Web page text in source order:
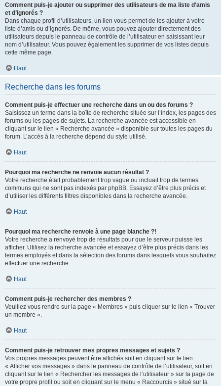
Comment puis-je ajouter ou supprimer des utilisateurs de ma liste d’amis
et d’ignorés ?
Dans chaque profil d’utilisateurs, un lien vous permet de les ajouter à votre
liste d’amis ou d’ignorés. De même, vous pouvez ajouter directement des
utilisateurs depuis le panneau de contrôle de l’utilisateur en saisissant leur
nom d’utilisateur. Vous pouvez également les supprimer de vos listes depuis
cette même page.
Haut
Recherche dans les forums
Comment puis-je effectuer une recherche dans un ou des forums ?
Saisissez un terme dans la boîte de recherche située sur l’index, les pages des
forums ou les pages de sujets. La recherche avancée est accessible en
cliquant sur le lien « Recherche avancée » disponible sur toutes les pages du
forum. L’accès à la recherche dépend du style utilisé.
Haut
Pourquoi ma recherche ne renvoie aucun résultat ?
Votre recherche était probablement trop vague ou incluait trop de termes
communs qui ne sont pas indexés par phpBB. Essayez d’être plus précis et
d’utiliser les différents filtres disponibles dans la recherche avancée.
Haut
Pourquoi ma recherche renvoie à une page blanche ?!
Votre recherche a renvoyé trop de résultats pour que le serveur puisse les
afficher. Utilisez la recherche avancée et essayez d’être plus précis dans les
termes employés et dans la sélection des forums dans lesquels vous souhaitez
effectuer une recherche.
Haut
Comment puis-je rechercher des membres ?
Veuillez vous rendre sur la page « Membres » puis cliquer sur le lien « Trouver
un membre ».
Haut
Comment puis-je retrouver mes propres messages et sujets ?
Vos propres messages peuvent être affichés soit en cliquant sur le lien
« Afficher vos messages » dans le panneau de contrôle de l’utilisateur, soit en
cliquant sur le lien « Rechercher les messages de l’utilisateur » sur la page de
votre propre profil ou soit en cliquant sur le menu « Raccourcis » situé sur la